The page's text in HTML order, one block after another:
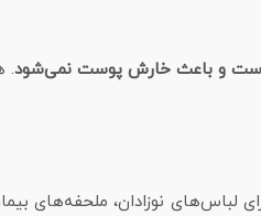
است و باعث خارش پوست نمی‌شود.
لباس‌های نوزادان، ملحفه‌های